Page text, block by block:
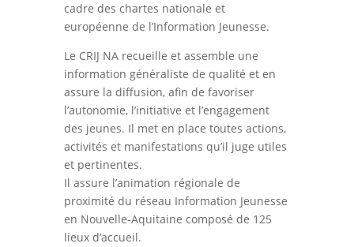
cadre des chartes nationale et
européenne de l’Information Jeunesse.
Le CRIJ NA recueille et assemble une
information généraliste de qualité et en
assure la diffusion, afin de favoriser
l’autonomie, l’initiative et l’engagement
des jeunes. Il met en place toutes actions,
activités et manifestations qu’il juge utiles
et pertinentes.
Il assure l’animation régionale de
proximité du réseau Information Jeunesse
en Nouvelle-Aquitaine composé de 125
lieux d’accueil.